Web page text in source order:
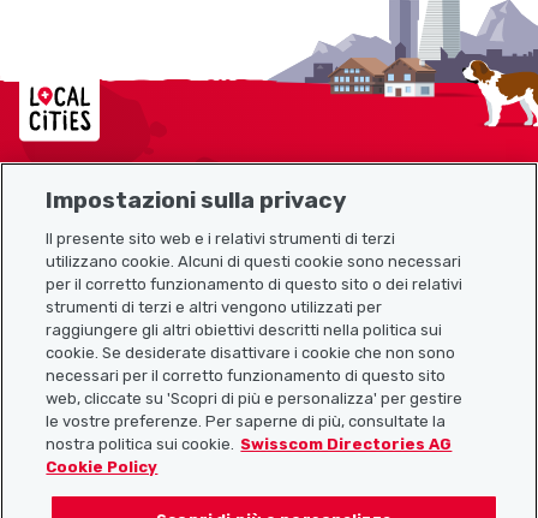
Localcities
Link utili
Scarica l’app Localcities
Seguiteci su:
Impostazioni sulla privacy
Il presente sito web e i relativi strumenti di terzi
utilizzano cookie. Alcuni di questi cookie sono necessari
per il corretto funzionamento di questo sito o dei relativi
strumenti di terzi e altri vengono utilizzati per
raggiungere gli altri obiettivi descritti nella politica sui
cookie. Se desiderate disattivare i cookie che non sono
necessari per il corretto funzionamento di questo sito
web, cliccate su 'Scopri di più e personalizza' per gestire
le vostre preferenze. Per saperne di più, consultate la
nostra politica sui cookie.
Swisscom Directories AG
Cookie Policy